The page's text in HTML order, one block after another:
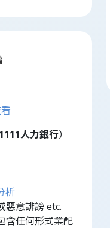
1111人力銀行）
析
惡意誹謗 etc.
含任何形式業配